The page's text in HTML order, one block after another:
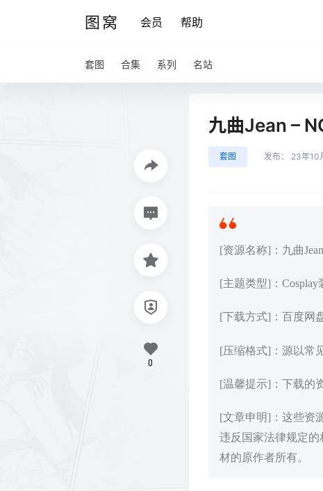
图窝 会员 帮助
套图 合集 系列 名站
九曲Jean –
套图 发布： 23年10
[资源名称]：九曲
[主题类型]：
[下载方式]：百度网
[压缩格式]：源以常
[温馨提示]：下载的
[文章申明]：这些资
违反国家法律规定
材的原作者所有。
0